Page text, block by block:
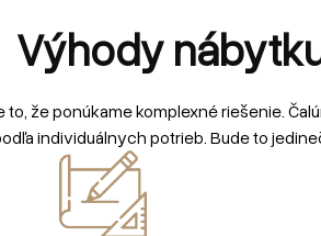
Výhody
to, že ponúkame komplexné riešenie.
individuálnych potrieb. Bude to